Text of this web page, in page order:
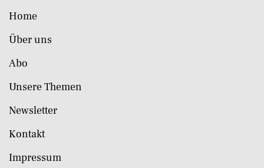
Home
Über uns
Abo
Unsere Themen
Newsletter
Kontakt
Impressum